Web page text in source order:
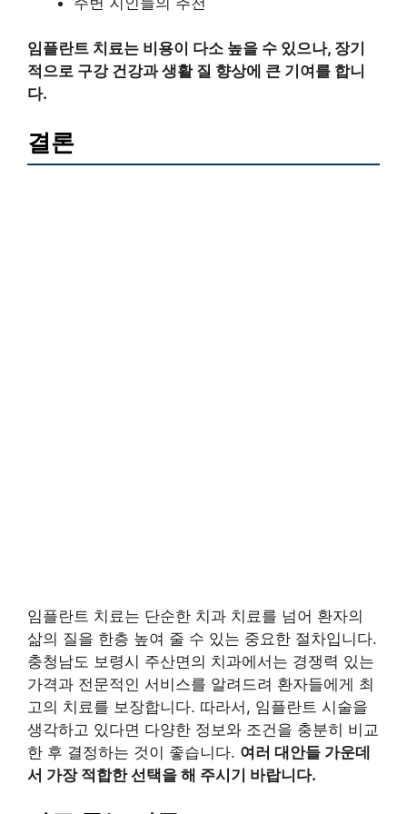
임플란트 치료는 비용이 다소 높을 수 있으나, 장기
적으로 구강 건강과 생활 질 향상에 큰 기여를 합니
다.
결론
임플란트 치료는 단순한 치과 치료를 넘어 환자의
삶의 질을 한층 높여 줄 수 있는 중요한 절차입니다.
충청남도 보령시 주산면의 치과에서는 경쟁력 있는
가격과 전문적인 서비스를 알려드려 환자들에게 최
고의 치료를 보장합니다. 따라서, 임플란트 시술을
생각하고 있다면 다양한 정보와 조건을 충분히 비교
한 후 결정하는 것이 좋습니다. 여러 대안들 가운데
서 가장 적합한 선택을 해 주시기 바랍니다.